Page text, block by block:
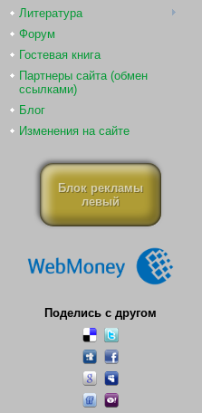
Литература
Форум
Гостевая книга
Партнеры сайта (обмен
ссылками)
Блог
Изменения на сайте
Блок рекламы
левый
Поделись с другом